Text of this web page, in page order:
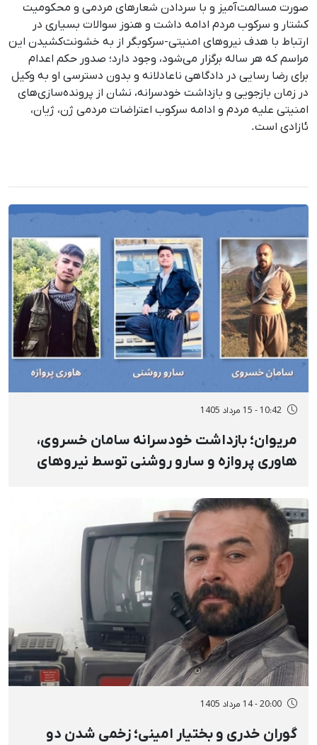
‌صورت مسالمت‌آمیز و با سردادن شعارهای مردمی و محکومیت
کشتار و سرکوب مردم ادامه داشت و هنوز سوالات بسیاری در
ارتباط با هدف نیروهای امنیتی-سرکوبگر از به خشونت‌کشیدن این
مراسم که هر ساله برگزار می‌شود، وجود دارد؛ صدور حکم اعدام
برای رضا رسایی در دادگاهی ناعادلانه و بدون دسترسی او به وکیل
در زمان بازجویی و بازداشت خودسرانه، نشان از پرونده‌سازی‌های
امنیتی علیه مردم و ادامه سرکوب اعتراضات مردمی ژن، ژیان،
ئازادی است.
10:42 - 15 مرداد 1405
مریوان؛ بازداشت‌ خودسرانه سامان خسروی،
هاوری پروازه و سارو روشنی توسط نیروهای
20:00 - 14 مرداد 1405
گوران خدری و بختیار امینی؛ زخمی شدن دو